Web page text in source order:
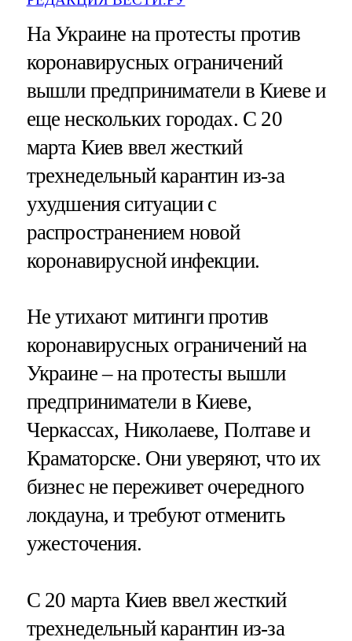
На Украине на протесты против
коронавирусных ограничений
вышли предприниматели в Киеве и
еще нескольких городах. С 20
марта Киев ввел жесткий
трехнедельный карантин из-за
ухудшения ситуации с
распространением новой
коронавирусной инфекции.
Не утихают митинги против
коронавирусных ограничений на
Украине – на протесты вышли
предприниматели в Киеве,
Черкассах, Николаеве, Полтаве и
Краматорске. Они уверяют, что их
бизнес не переживет очередного
локдауна, и требуют отменить
ужесточения.
С 20 марта Киев ввел жесткий
трехнедельный карантин из-за